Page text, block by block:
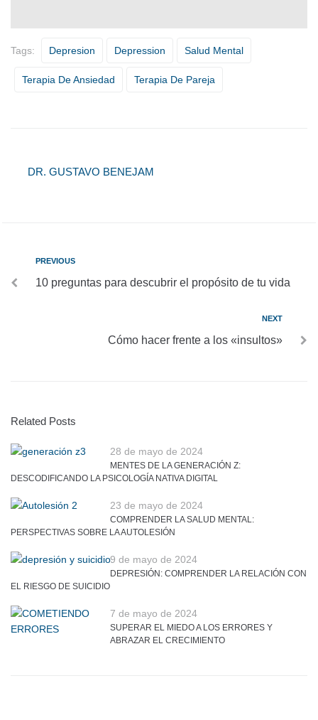
Tags: Depresion Depression Salud Mental
Terapia De Ansiedad Terapia De Pareja
DR. GUSTAVO BENEJAM
PREVIOUS
10 preguntas para descubrir el propósito de tu vida
NEXT
Cómo hacer frente a los «insultos»
Related Posts
28 de mayo de 2024
MENTES DE LA GENERACIÓN Z:
DESCODIFICANDO LA PSICOLOGÍA NATIVA DIGITAL
23 de mayo de 2024
COMPRENDER LA SALUD MENTAL:
PERSPECTIVAS SOBRE LA AUTOLESIÓN
9 de mayo de 2024
DEPRESIÓN: COMPRENDER LA RELACIÓN CON
EL RIESGO DE SUICIDIO
7 de mayo de 2024
SUPERAR EL MIEDO A LOS ERRORES Y
ABRAZAR EL CRECIMIENTO